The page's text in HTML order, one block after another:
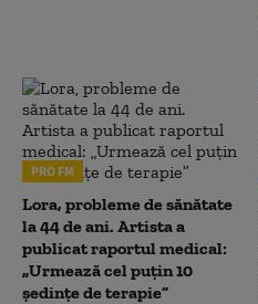
PRO FM
Lora, probleme de sănătate
la 44 de ani. Artista a
publicat raportul medical:
„Urmează cel puțin 10
ședințe de terapie”